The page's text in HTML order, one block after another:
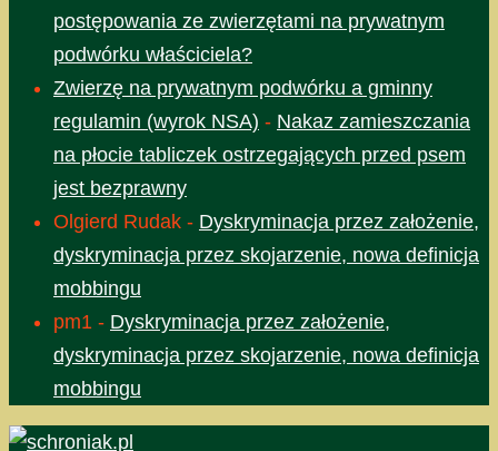
postępowania ze zwierzętami na prywatnym
podwórku właściciela?
Zwierzę na prywatnym podwórku a gminny
regulamin (wyrok NSA) - Nakaz zamieszczania
na płocie tabliczek ostrzegających przed psem
jest bezprawny
Olgierd Rudak - Dyskryminacja przez założenie,
dyskryminacja przez skojarzenie, nowa definicja
mobbingu
pm1 - Dyskryminacja przez założenie,
dyskryminacja przez skojarzenie, nowa definicja
mobbingu